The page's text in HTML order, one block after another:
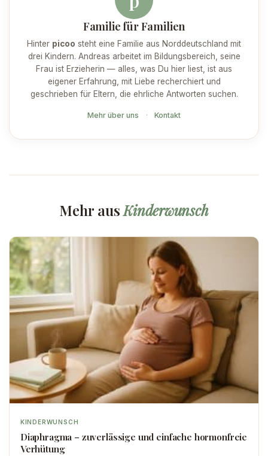
Familie für Familien
Hinter picoo steht eine Familie aus Norddeutschland mit
drei Kindern. Andreas arbeitet im Bildungsbereich, seine
Frau ist Erzieherin — alles, was Du hier liest, ist aus
eigener Erfahrung, mit Liebe recherchiert und
geschrieben für Eltern, die ehrliche Antworten suchen.
Mehr über uns · Kontakt
Mehr ausKinderwunsch
KINDERWUNSCH
Diaphragma – zuverlässige und einfache hormonfreie
Verhütung